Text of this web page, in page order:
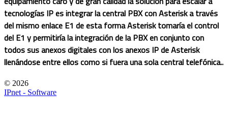
tecnologías IP es integrar la central PBX con Asterisk a través
del mismo enlace E1 de esta forma Asterisk tomaría el control
del E1 y permitiría la integración de la PBX en conjunto con
todos sus anexos digitales con los anexos IP de Asterisk
llenándose entre ellos como si fuera una sola central telefónica..
© 2026
IPnet - Software